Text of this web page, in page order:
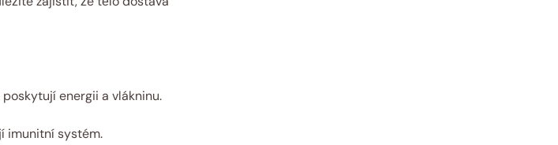
energii a⁣ vlákninu.
imunitní ⁤systém.